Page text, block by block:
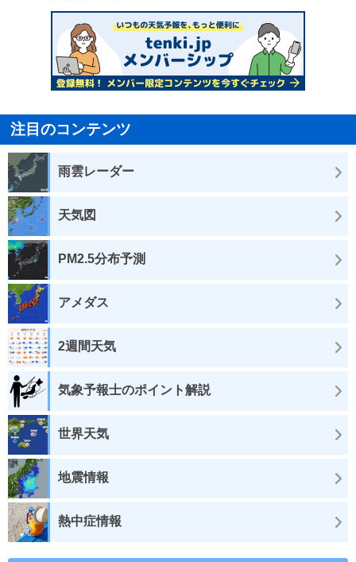
注目のコンテンツ
雨雲レーダー
天気図
PM2.5分布予測
アメダス
2週間天気
気象予報士のポイント解説
世界天気
地震情報
熱中症情報